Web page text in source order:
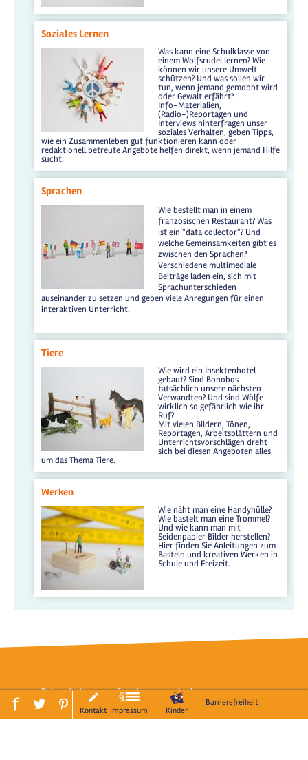
Soziales Lernen
Was kann eine Schulklasse von
einem Wolfsrudel lernen? Wie
können wir unsere Umwelt
schützen? Und was sollen wir
tun, wenn jemand gemobbt wird
oder Gewalt erfährt?
Info-Materialien,
(Radio-)Reportagen und
Interviews hinterfragen unser
soziales Verhalten, geben Tipps,
wie ein Zusammenleben gut funktionieren kann oder
redaktionell betreute Angebote helfen direkt, wenn jemand Hilfe
sucht.
Sprachen
Wie bestellt man in einem
französischen Restaurant? Was
ist ein "data collector"? Und
welche Gemeinsamkeiten gibt es
zwischen den Sprachen?
Verschiedene multimediale
Beiträge laden ein, sich mit
Sprachunterschieden
auseinander zu setzen und geben viele Anregungen für einen
interaktiven Unterricht.
Tiere
Wie wird ein Insektenhotel
gebaut? Sind Bonobos
tatsächlich unsere nächsten
Verwandten? Und sind Wölfe
wirklich so gefährlich wie ihr
Ruf?
Mit vielen Bildern, Tönen,
Reportagen, Arbeitsblättern und
Unterrichtsvorschlägen dreht
sich bei diesen Angeboten alles
um das Thema Tiere.
Werken
Wie näht man eine Handyhülle?
Wie bastelt man eine Trommel?
Und wie kann man mit
Seidenpapier Bilder herstellen?
Hier finden Sie Anleitungen zum
Basteln und kreativen Werken in
Schule und Freizeit.
Datenschutz Spenden LogIn
Kontakt Impressum Kinder
Barrierefreiheit